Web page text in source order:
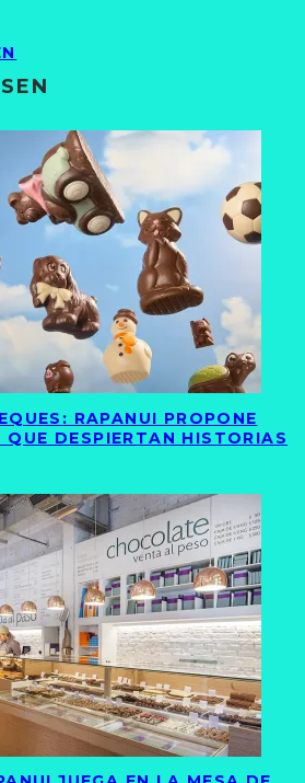
RAPANUI PROPONE
QUE DESPIERTAN HISTORIAS